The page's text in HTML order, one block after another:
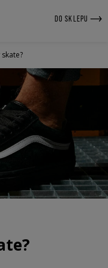
DO SKLEPU